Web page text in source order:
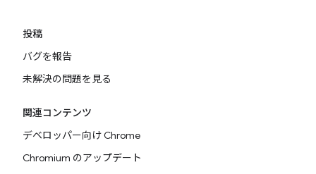
投稿
バグを報告
未解決の問題を見る
関連コンテンツ
デベロッパー向け Chrome
Chromium のアップデート